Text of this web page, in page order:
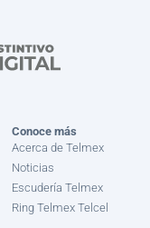
Conoce más
Acerca de Telmex
Noticias
Escudería Telmex
Ring Telmex Telcel